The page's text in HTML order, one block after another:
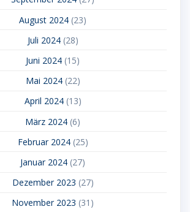
August 2024 (23)
Juli 2024(28)
Juni 2024 (15)
Mai 2024(22)
April 2024(13)
März 2024 (6)
Februar 2024(25)
Januar 2024 (27)
Dezember 2023 (27)
November 2023 (31)